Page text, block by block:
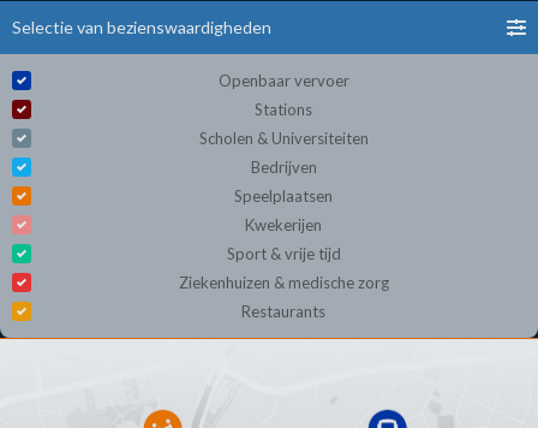
Selectie van bezienswaardigheden
Openbaar vervoer
Stations
Scholen & Universiteiten
Bedrijven
Speelplaatsen
Kwekerijen
Sport & vrije tijd
Ziekenhuizen & medische zorg
Restaurants